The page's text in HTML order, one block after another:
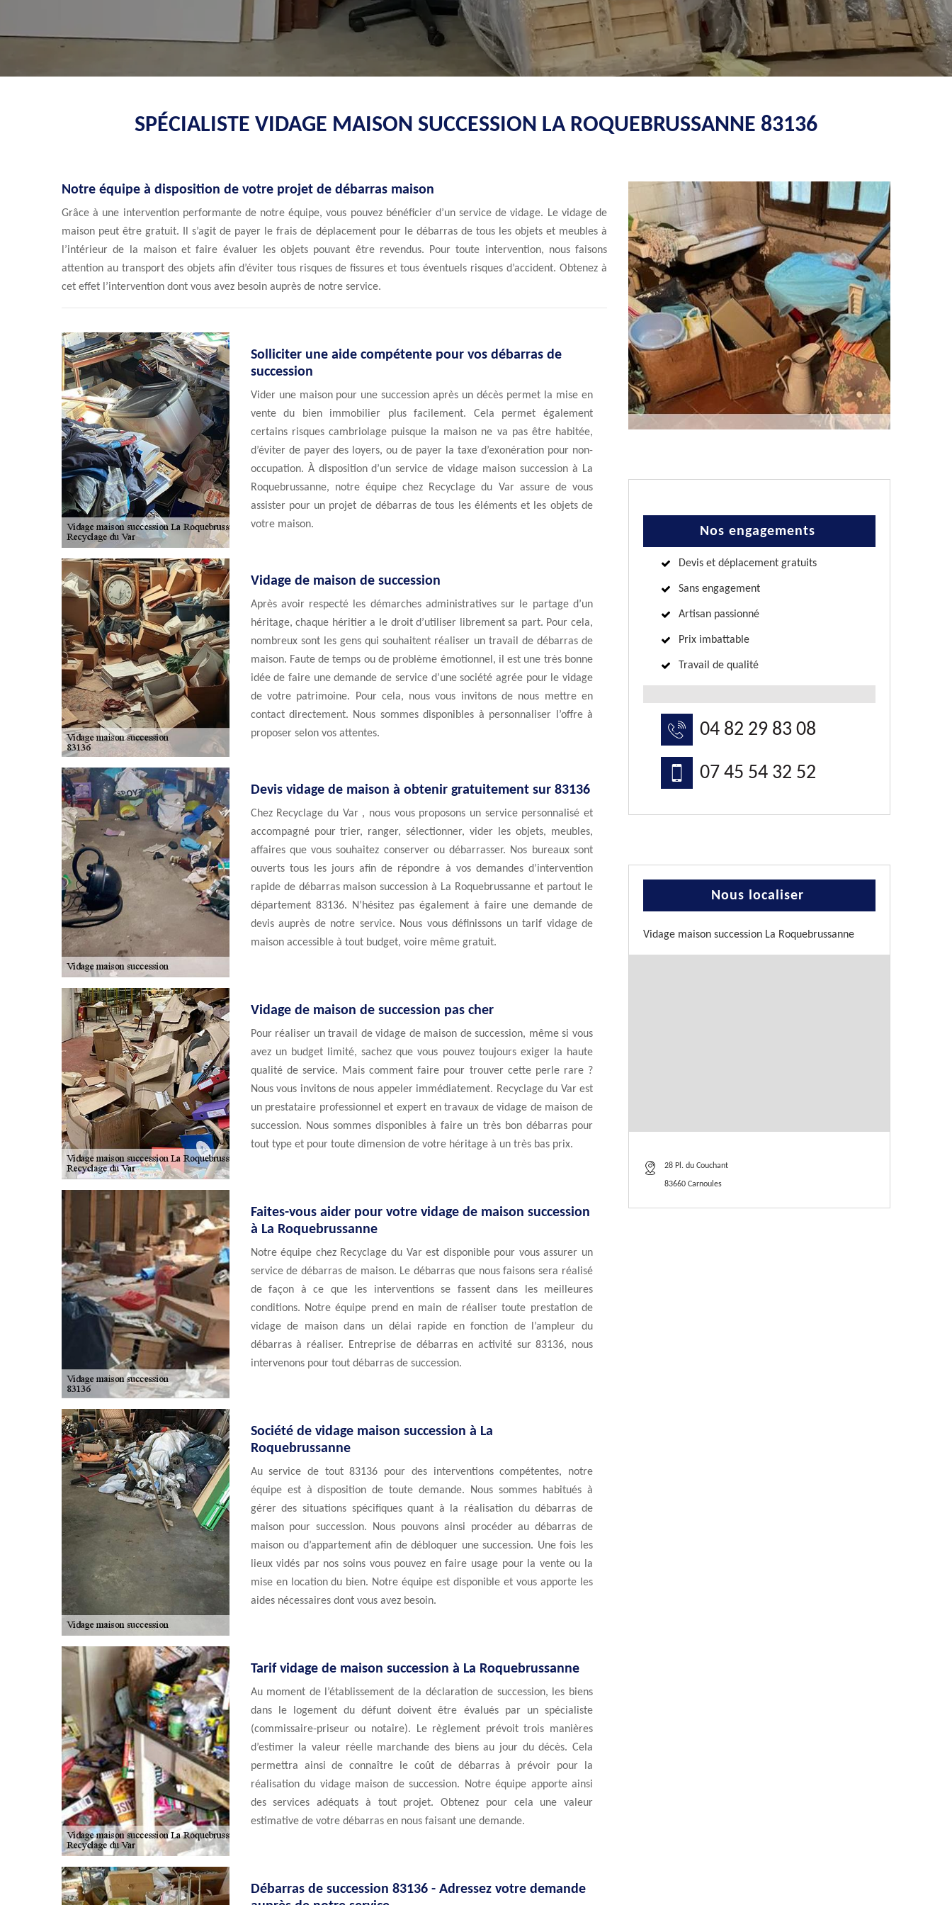
SPÉCIALISTE VIDAGE MAISON SUCCESSION LA ROQUEBRUSSANNE 83136
Notre équipe à disposition de votre projet de débarras maison
Grâce à une intervention performante de notre équipe, vous pouvez bénéficier d’un service de vidage. Le vidage de
maison peut être gratuit. Il s’agit de payer le frais de déplacement pour le débarras de tous les objets et meubles à
l’intérieur de la maison et faire évaluer les objets pouvant être revendus. Pour toute intervention, nous faisons
attention au transport des objets afin d’éviter tous risques de fissures et tous éventuels risques d’accident. Obtenez à
cet effet l’intervention dont vous avez besoin auprès de notre service.
Solliciter une aide compétente pour vos débarras de
succession
Vider une maison pour une succession après un décès permet la mise en
vente du bien immobilier plus facilement. Cela permet également
certains risques cambriolage puisque la maison ne va pas être habitée,
d’éviter de payer des loyers, ou de payer la taxe d’exonération pour non-
occupation. À disposition d’un service de vidage maison succession à La
Roquebrussanne, notre équipe chez Recyclage du Var assure de vous
assister pour un projet de débarras de tous les éléments et les objets de
votre maison.
Vidage de maison de succession
Après avoir respecté les démarches administratives sur le partage d’un
héritage, chaque héritier a le droit d’utiliser librement sa part. Pour cela,
nombreux sont les gens qui souhaitent réaliser un travail de débarras de
maison. Faute de temps ou de problème émotionnel, il est une très bonne
idée de faire une demande de service d’une société agrée pour le vidage
de votre patrimoine. Pour cela, nous vous invitons de nous mettre en
contact directement. Nous sommes disponibles à personnaliser l’offre à
proposer selon vos attentes.
Devis vidage de maison à obtenir gratuitement sur 83136
Chez Recyclage du Var , nous vous proposons un service personnalisé et
accompagné pour trier, ranger, sélectionner, vider les objets, meubles,
affaires que vous souhaitez conserver ou débarrasser. Nos bureaux sont
ouverts tous les jours afin de répondre à vos demandes d’intervention
rapide de débarras maison succession à La Roquebrussanne et partout le
département 83136. N’hésitez pas également à faire une demande de
devis auprès de notre service. Nous vous définissons un tarif vidage de
maison accessible à tout budget, voire même gratuit.
Vidage de maison de succession pas cher
Pour réaliser un travail de vidage de maison de succession, même si vous
avez un budget limité, sachez que vous pouvez toujours exiger la haute
qualité de service. Mais comment faire pour trouver cette perle rare ?
Nous vous invitons de nous appeler immédiatement. Recyclage du Var est
un prestataire professionnel et expert en travaux de vidage de maison de
succession. Nous sommes disponibles à faire un très bon débarras pour
tout type et pour toute dimension de votre héritage à un très bas prix.
Faites-vous aider pour votre vidage de maison succession
à La Roquebrussanne
Notre équipe chez Recyclage du Var est disponible pour vous assurer un
service de débarras de maison. Le débarras que nous faisons sera réalisé
de façon à ce que les interventions se fassent dans les meilleures
conditions. Notre équipe prend en main de réaliser toute prestation de
vidage de maison dans un délai rapide en fonction de l’ampleur du
débarras à réaliser. Entreprise de débarras en activité sur 83136, nous
intervenons pour tout débarras de succession.
Société de vidage maison succession à La
Roquebrussanne
Au service de tout 83136 pour des interventions compétentes, notre
équipe est à disposition de toute demande. Nous sommes habitués à
gérer des situations spécifiques quant à la réalisation du débarras de
maison pour succession. Nous pouvons ainsi procéder au débarras de
maison ou d’appartement afin de débloquer une succession. Une fois les
lieux vidés par nos soins vous pouvez en faire usage pour la vente ou la
mise en location du bien. Notre équipe est disponible et vous apporte les
aides nécessaires dont vous avez besoin.
Tarif vidage de maison succession à La Roquebrussanne
Au moment de l’établissement de la déclaration de succession, les biens
dans le logement du défunt doivent être évalués par un spécialiste
(commissaire-priseur ou notaire). Le règlement prévoit trois manières
d’estimer la valeur réelle marchande des biens au jour du décès. Cela
permettra ainsi de connaître le coût de débarras à prévoir pour la
réalisation du vidage maison de succession. Notre équipe apporte ainsi
des services adéquats à tout projet. Obtenez pour cela une valeur
estimative de votre débarras en nous faisant une demande.
Débarras de succession 83136 - Adressez votre demande
Nos engagements
Devis et déplacement gratuits
Sans engagement
Artisan passionné
Prix imbattable
Travail de qualité
04 82 29 83 08
07 45 54 32 52
Nous localiser
Vidage maison succession La Roquebrussanne
28 Pl. du Couchant
83660 Carnoules